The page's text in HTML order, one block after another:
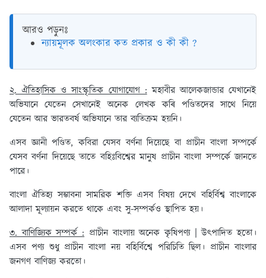
আরও পড়ুনঃ
ন্যায়মূলক অলংকার কত প্রকার ও কী কী ?
২. ঐতিহাসিক ও সাংস্কৃতিক যোগাযোগ :মহাবীর আলেকজান্ডার যেখানেই
অভিযানে যেতেন সেখানেই অনেক লেখক কৰি পণ্ডিতদের সাথে নিয়ে
যেতেন আর ভারতবর্ষ অভিযানে তার ব্যতিক্রম হয়নি।
এসব জ্ঞানী পণ্ডিত, কবিরা যেসব বর্ণনা দিয়েছে বা প্রাচীন বাংলা সম্পর্কে
যেসব বর্ণনা দিয়েছে তাতে বহিঃবিশ্বের মানুষ প্রাচীন বাংলা সম্পর্কে জানতে
পারে।
বাংলা ঐতিহ্য সম্ভাবনা সামরিক শক্তি এসব বিষয় দেখে বহির্বিশ্ব বাংলাকে
আলাদা মূল্যায়ন করতে থাকে এবং সু-সম্পর্কও স্থাপিত হয়।
৩. বাণিজ্যিক সম্পর্ক : প্রাচীন বাংলায় অনেক কৃষিপণ্য | উৎপাদিত হতো।
এসব পণ্য শুধু প্রাচীন বাংলা নয় বহির্বিশ্বে পরিচিতি ছিল। প্রাচীন বাংলার
জনগণ বাণিজ্য করতো।